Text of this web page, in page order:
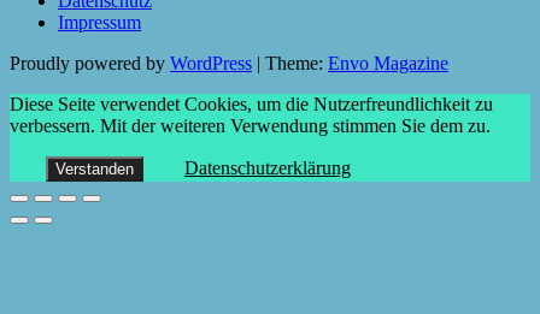
Impressum
Proudly powered by WordPress Theme: Envo Magazine
Diese Seite verwendet Cookies, um die Nutzerfreundlichkeit zu
verbessern. Mit der weiteren Verwendung stimmen Sie dem zu.
Verstanden Datenschutzerklärung